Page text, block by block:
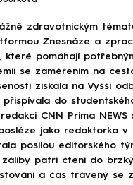
zdravotnickým
Znesnáze a
pomáhají
se zaměřením na
získala na Vyšší
přispívala do
CNN Prima
jako redaktorka v
posilou editorského
záliby patří čtení do
a čas trávený se